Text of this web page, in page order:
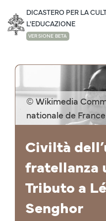
DICASTERO PER LA
L'EDUCAZIONE
VERSIONE BETA
© Wikimedia
nationale de France
Civiltà
fratellanza
Tributo a
Senghor